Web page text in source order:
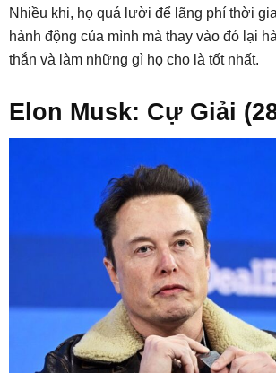
Nhiều khi, họ quá lười để lãng phí thời
hành động của mình mà thay vào đó lại
thắn và làm những gì họ cho là tốt nhất.
Elon Musk: Cự Giải